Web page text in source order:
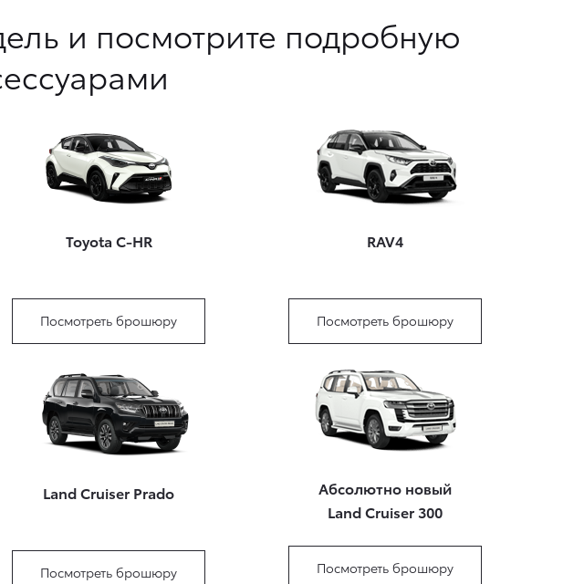
и посмотрите подробную
Toyota C-HR
Посмотреть брошюру
RAV4
Посмотреть брошюру
Land Cruiser Prado
Посмотреть брошюру
Абсолютно новый
Land Cruiser 300
Посмотреть брошюру